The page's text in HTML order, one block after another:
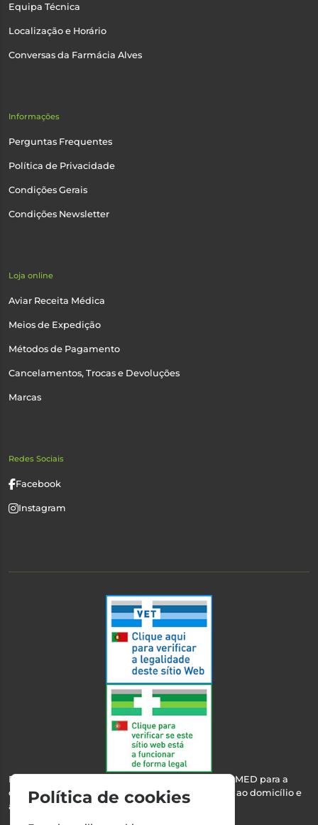
Equipa Técnica
Localização e Horário
Conversas da Farmácia Alves
Informações
Perguntas Frequentes
Política de Privacidade
Condições Gerais
Condições Newsletter
Loja online
Aviar Receita Médica
Meios de Expedição
Métodos de Pagamento
Cancelamentos, Trocas e Devoluções
Marcas
Redes Sociais
Facebook
Instagram
Esta farmácia encontra-se autorizada pelo INFARMED para a
dispensa de medicamentos e produtos de saúde ao domicílio e
através da internet.
Política de cookies